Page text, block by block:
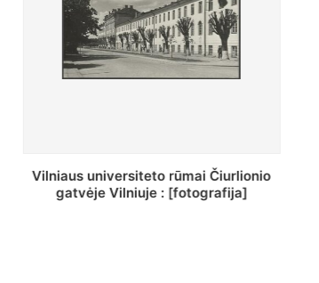
St. Batoro universiteto J. Pilsudskio
kolegija : [fotografija]